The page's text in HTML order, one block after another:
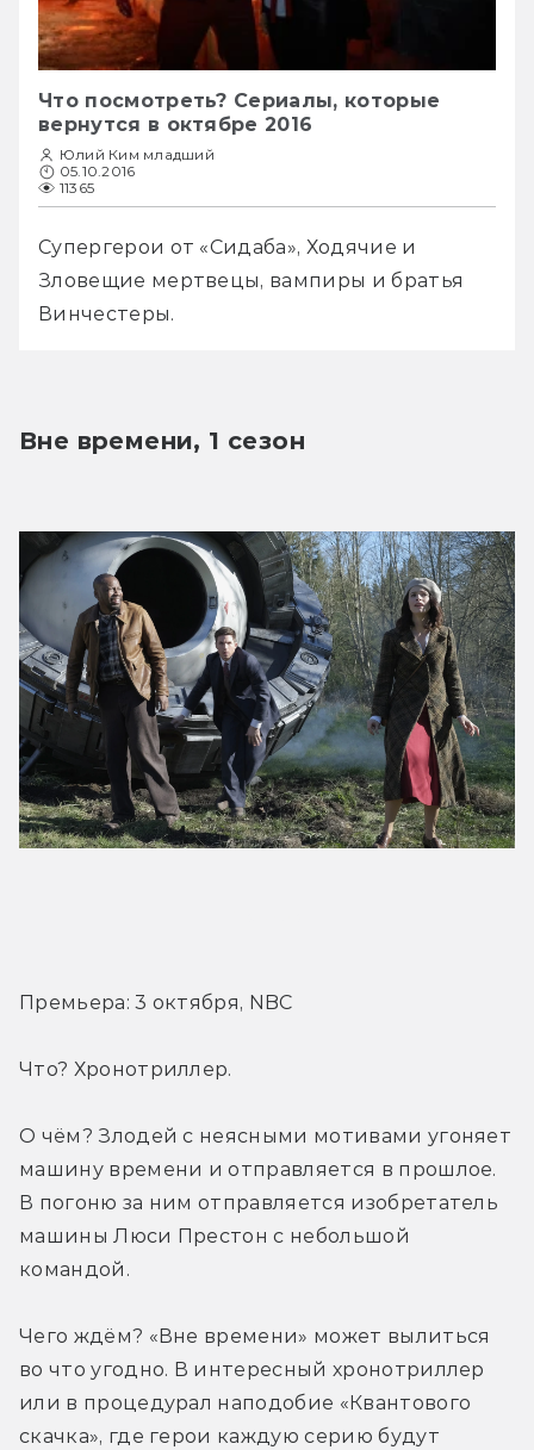
Что посмотреть? Сериалы, которые
вернутся в октябре 2016
Юлий Ким младший
05.10.2016
11365
Супергерои от «Сидаба», Ходячие и
Зловещие мертвецы, вампиры и братья
Винчестеры.
Вне времени, 1 сезон
Премьера: 3 октября, NBC
Что? Хронотриллер.
О чём? Злодей с неясными мотивами угоняет
машину времени и отправляется в прошлое.
В погоню за ним отправляется изобретатель
машины Люси Престон с небольшой
командой.
Чего ждём? «Вне времени» может вылиться
во что угодно. В интересный хронотриллер
или в процедурал наподобие «Квантового
скачка», где герои каждую серию будут